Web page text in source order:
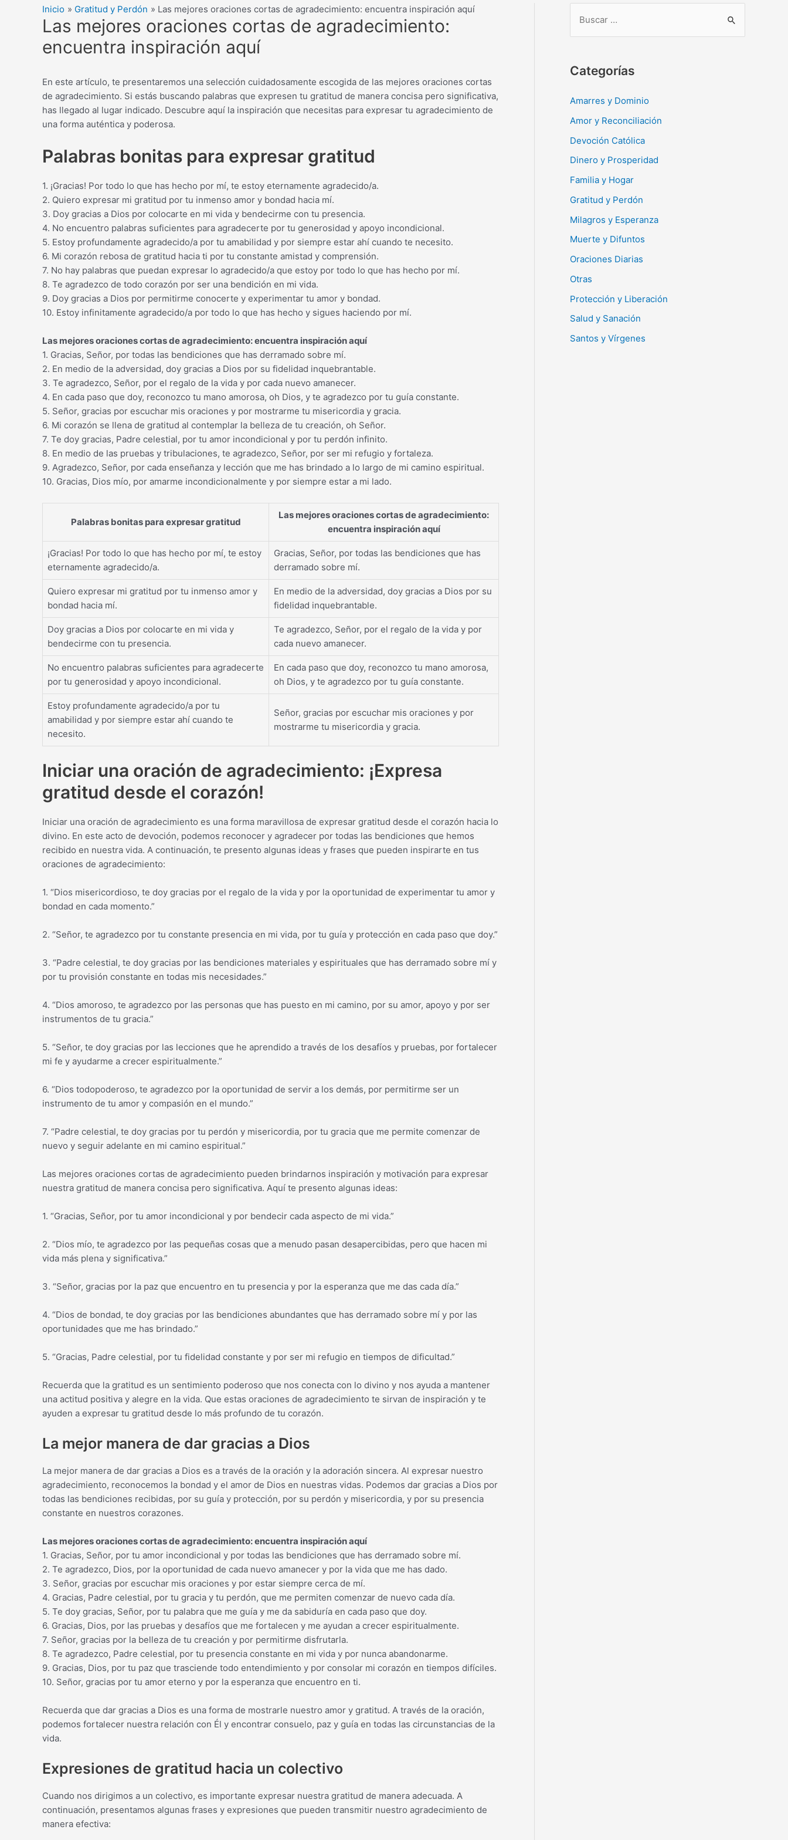
Inicio Gratitud y Perdón Las mejores oraciones cortas de agradecimiento: encuentra inspiración aquí
Las mejores oraciones cortas de agradecimiento:
encuentra inspiración aquí
En este artículo, te presentaremos una selección cuidadosamente escogida de las mejores oraciones cortas
de agradecimiento. Si estás buscando palabras que expresen tu gratitud de manera concisa pero significativa,
has llegado al lugar indicado. Descubre aquí la inspiración que necesitas para expresar tu agradecimiento de
una forma auténtica y poderosa.
Palabras bonitas para expresar gratitud
1. ¡Gracias! Por todo lo que has hecho por mí, te estoy eternamente agradecido/a.
2. Quiero expresar mi gratitud por tu inmenso amor y bondad hacia mí.
3. Doy gracias a Dios por colocarte en mi vida y bendecirme con tu presencia.
4. No encuentro palabras suficientes para agradecerte por tu generosidad y apoyo incondicional.
5. Estoy profundamente agradecido/a por tu amabilidad y por siempre estar ahí cuando te necesito.
6. Mi corazón rebosa de gratitud hacia ti por tu constante amistad y comprensión.
7. No hay palabras que puedan expresar lo agradecido/a que estoy por todo lo que has hecho por mí.
8. Te agradezco de todo corazón por ser una bendición en mi vida.
9. Doy gracias a Dios por permitirme conocerte y experimentar tu amor y bondad.
10. Estoy infinitamente agradecido/a por todo lo que has hecho y sigues haciendo por mí.
Las mejores oraciones cortas de agradecimiento: encuentra inspiración aquí
1. Gracias, Señor, por todas las bendiciones que has derramado sobre mí.
2. En medio de la adversidad, doy gracias a Dios por su fidelidad inquebrantable.
3. Te agradezco, Señor, por el regalo de la vida y por cada nuevo amanecer.
4. En cada paso que doy, reconozco tu mano amorosa, oh Dios, y te agradezco por tu guía constante.
5. Señor, gracias por escuchar mis oraciones y por mostrarme tu misericordia y gracia.
6. Mi corazón se llena de gratitud al contemplar la belleza de tu creación, oh Señor.
7. Te doy gracias, Padre celestial, por tu amor incondicional y por tu perdón infinito.
8. En medio de las pruebas y tribulaciones, te agradezco, Señor, por ser mi refugio y fortaleza.
9. Agradezco, Señor, por cada enseñanza y lección que me has brindado a lo largo de mi camino espiritual.
10. Gracias, Dios mío, por amarme incondicionalmente y por siempre estar a mi lado.
Palabras bonitas para expresar gratitud
Las mejores oraciones cortas de agradecimiento:
encuentra inspiración aquí
¡Gracias! Por todo lo que has hecho por mí, te estoy
eternamente agradecido/a.
Gracias, Señor, por todas las bendiciones que has
derramado sobre mí.
Quiero expresar mi gratitud por tu inmenso amor y
bondad hacia mí.
En medio de la adversidad, doy gracias a Dios por su
fidelidad inquebrantable.
Doy gracias a Dios por colocarte en mi vida y
bendecirme con tu presencia.
Te agradezco, Señor, por el regalo de la vida y por
cada nuevo amanecer.
No encuentro palabras suficientes para agradecerte
por tu generosidad y apoyo incondicional.
En cada paso que doy, reconozco tu mano amorosa,
oh Dios, y te agradezco por tu guía constante.
Estoy profundamente agradecido/a por tu
amabilidad y por siempre estar ahí cuando te
necesito.
Señor, gracias por escuchar mis oraciones y por
mostrarme tu misericordia y gracia.
Iniciar una oración de agradecimiento: ¡Expresa
gratitud desde el corazón!
Iniciar una oración de agradecimiento es una forma maravillosa de expresar gratitud desde el corazón hacia lo
divino. En este acto de devoción, podemos reconocer y agradecer por todas las bendiciones que hemos
recibido en nuestra vida. A continuación, te presento algunas ideas y frases que pueden inspirarte en tus
oraciones de agradecimiento:
1. “Dios misericordioso, te doy gracias por el regalo de la vida y por la oportunidad de experimentar tu amor y
bondad en cada momento.”
2. “Señor, te agradezco por tu constante presencia en mi vida, por tu guía y protección en cada paso que doy.”
3. “Padre celestial, te doy gracias por las bendiciones materiales y espirituales que has derramado sobre mí y
por tu provisión constante en todas mis necesidades.”
4. “Dios amoroso, te agradezco por las personas que has puesto en mi camino, por su amor, apoyo y por ser
instrumentos de tu gracia.”
5. “Señor, te doy gracias por las lecciones que he aprendido a través de los desafíos y pruebas, por fortalecer
mi fe y ayudarme a crecer espiritualmente.”
6. “Dios todopoderoso, te agradezco por la oportunidad de servir a los demás, por permitirme ser un
instrumento de tu amor y compasión en el mundo.”
7. “Padre celestial, te doy gracias por tu perdón y misericordia, por tu gracia que me permite comenzar de
nuevo y seguir adelante en mi camino espiritual.”
Las mejores oraciones cortas de agradecimiento pueden brindarnos inspiración y motivación para expresar
nuestra gratitud de manera concisa pero significativa. Aquí te presento algunas ideas:
1. “Gracias, Señor, por tu amor incondicional y por bendecir cada aspecto de mi vida.”
2. “Dios mío, te agradezco por las pequeñas cosas que a menudo pasan desapercibidas, pero que hacen mi
vida más plena y significativa.”
3. “Señor, gracias por la paz que encuentro en tu presencia y por la esperanza que me das cada día.”
4. “Dios de bondad, te doy gracias por las bendiciones abundantes que has derramado sobre mí y por las
oportunidades que me has brindado.”
5. “Gracias, Padre celestial, por tu fidelidad constante y por ser mi refugio en tiempos de dificultad.”
Recuerda que la gratitud es un sentimiento poderoso que nos conecta con lo divino y nos ayuda a mantener
una actitud positiva y alegre en la vida. Que estas oraciones de agradecimiento te sirvan de inspiración y te
ayuden a expresar tu gratitud desde lo más profundo de tu corazón.
La mejor manera de dar gracias a Dios
La mejor manera de dar gracias a Dios es a través de la oración y la adoración sincera. Al expresar nuestro
agradecimiento, reconocemos la bondad y el amor de Dios en nuestras vidas. Podemos dar gracias a Dios por
todas las bendiciones recibidas, por su guía y protección, por su perdón y misericordia, y por su presencia
constante en nuestros corazones.
Las mejores oraciones cortas de agradecimiento: encuentra inspiración aquí
1. Gracias, Señor, por tu amor incondicional y por todas las bendiciones que has derramado sobre mí.
2. Te agradezco, Dios, por la oportunidad de cada nuevo amanecer y por la vida que me has dado.
3. Señor, gracias por escuchar mis oraciones y por estar siempre cerca de mí.
4. Gracias, Padre celestial, por tu gracia y tu perdón, que me permiten comenzar de nuevo cada día.
5. Te doy gracias, Señor, por tu palabra que me guía y me da sabiduría en cada paso que doy.
6. Gracias, Dios, por las pruebas y desafíos que me fortalecen y me ayudan a crecer espiritualmente.
7. Señor, gracias por la belleza de tu creación y por permitirme disfrutarla.
8. Te agradezco, Padre celestial, por tu presencia constante en mi vida y por nunca abandonarme.
9. Gracias, Dios, por tu paz que trasciende todo entendimiento y por consolar mi corazón en tiempos difíciles.
10. Señor, gracias por tu amor eterno y por la esperanza que encuentro en ti.
Recuerda que dar gracias a Dios es una forma de mostrarle nuestro amor y gratitud. A través de la oración,
podemos fortalecer nuestra relación con Él y encontrar consuelo, paz y guía en todas las circunstancias de la
vida.
Expresiones de gratitud hacia un colectivo
Cuando nos dirigimos a un colectivo, es importante expresar nuestra gratitud de manera adecuada. A
continuación, presentamos algunas frases y expresiones que pueden transmitir nuestro agradecimiento de
manera efectiva:
c
r
Categorías
Amarres y Dominio
Amor y Reconciliación
Devoción Católica
Dinero y Prosperidad
Familia y Hogar
Gratitud y Perdón
Milagros y Esperanza
Muerte y Difuntos
Oraciones Diarias
Otras
Protección y Liberación
Salud y Sanación
Santos y Vírgenes